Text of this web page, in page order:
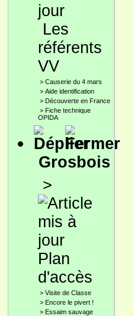
Les
référents
VV
> Causerie du 4 mars
> Aide identification
> Découverte en France
> Fiche technique
OPIDA
Grosbois
>
Plan
d'accès
> Visite de Classe
> Encore le pivert !
> Essaim sauvage